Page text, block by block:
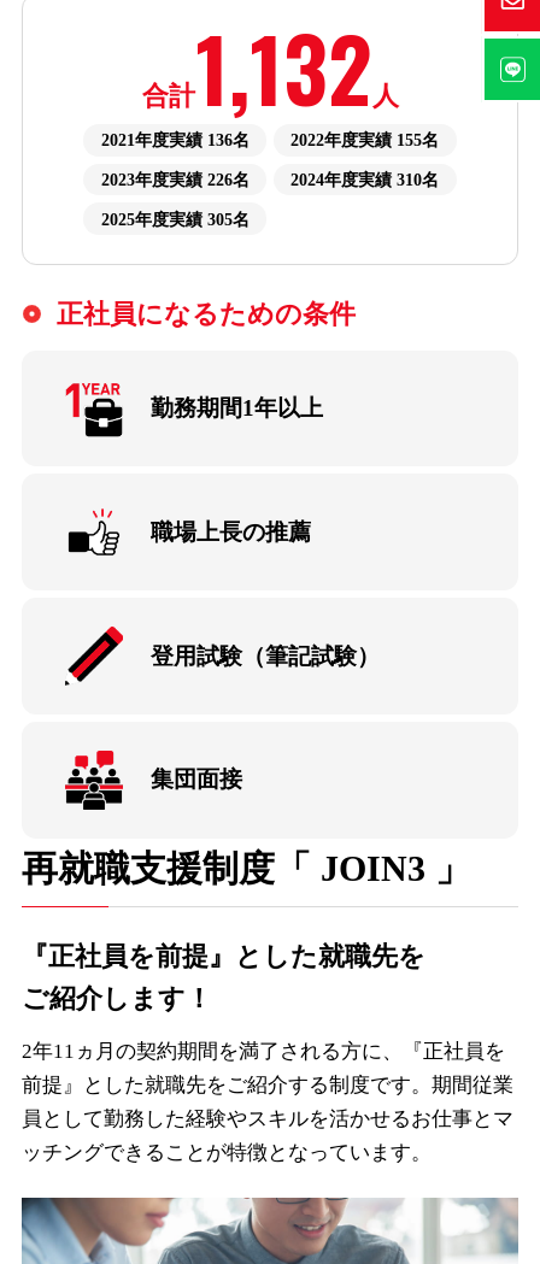
合計1,132人
2021年度実績 136名 2022年度実績 155名
2023年度実績 226名 2024年度実績 310名
2025年度実績 305名
正社員になるための条件
勤務期間1年以上
職場上長の推薦
登用試験（筆記試験）
集団面接
再就職支援制度「 JOIN3 」
『正社員を前提』とした就職先を
ご紹介します！
2年11ヵ月の契約期間を満了される方に、『正社員を
前提』とした就職先をご紹介する制度です。期間従業
員として勤務した経験やスキルを活かせるお仕事とマ
ッチングできることが特徴となっています。